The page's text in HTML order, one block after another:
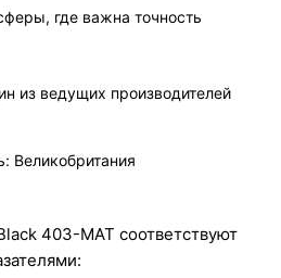
где важна точность
из ведущих производителей
Великобритания
403-MAT соответствуют